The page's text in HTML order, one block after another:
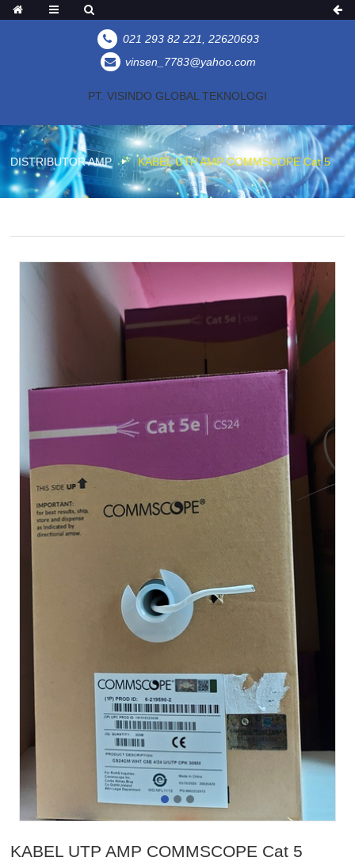
021 293 82 221, 22620693
vinsen_7783@yahoo.com
PT. VISINDO GLOBAL TEKNOLOGI
DISTRIBUTOR AMP KABEL UTP AMP COMMSCOPE Cat 5
KABEL UTP AMP COMMSCOPE Cat 5